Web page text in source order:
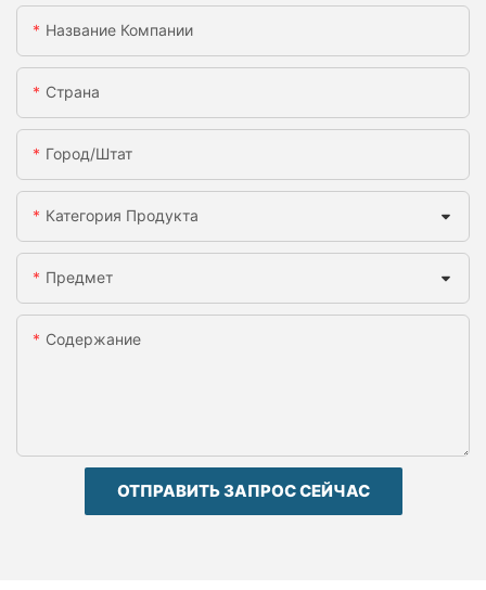
Название Компании
Страна
Город/штат
Категория Продукта
Предмет
Содержание
ОТПРАВИТЬ ЗАПРОС СЕЙЧАС